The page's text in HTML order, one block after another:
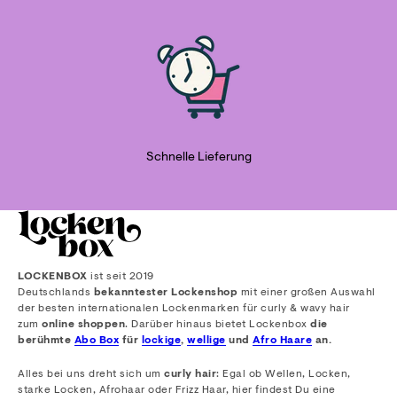
Schnelle Lieferung
LOCKENBOX ist seit 2019
Deutschlands bekanntester Lockenshop mit einer großen Auswahl
der besten internationalen Lockenmarken für curly & wavy hair
zum online shoppen. Darüber hinaus bietet Lockenbox die
berühmte Abo Box für lockige, wellige und Afro Haare an.
Alles bei uns dreht sich um curly hair: Egal ob Wellen, Locken,
starke Locken, Afrohaar oder Frizz Haar, hier findest Du eine